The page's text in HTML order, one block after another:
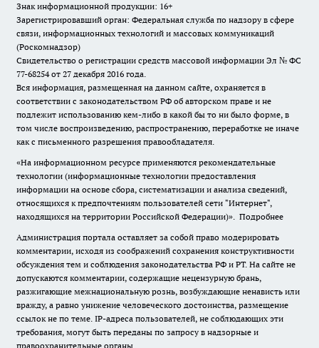
Знак информационной продукции: 16+
Зарегистрировавший орган: Федеральная служба по надзору в сфере
связи, информационных технологий и массовых коммуникаций
(Роскомнадзор)
Свидетельство о регистрации средств массовой информации Эл № ФС
77-68254 от 27 декабря 2016 года.
Вся информация, размещенная на данном сайте, охраняется в
соответствии с законодательством РФ об авторском праве и не
подлежит использованию кем-либо в какой бы то ни было форме, в
том числе воспроизведению, распространению, переработке не иначе
как с письменного разрешения правообладателя.
«На информационном ресурсе применяются рекомендательные
технологии (информационные технологии предоставления
информации на основе сбора, систематизации и анализа сведений,
относящихся к предпочтениям пользователей сети "Интернет",
находящихся на территории Российской Федерации)». Подробнее
Администрация портала оставляет за собой право модерировать
комментарии, исходя из соображений сохранения конструктивности
обсуждения тем и соблюдения законодательства РФ и РТ. На сайте не
допускаются комментарии, содержащие нецензурную брань,
разжигающие межнациональную рознь, возбуждающие ненависть или
вражду, а равно унижение человеческого достоинства, размещение
ссылок не по теме. IP-адреса пользователей, не соблюдающих эти
требования, могут быть переданы по запросу в надзорные и
правоохранительные органы.